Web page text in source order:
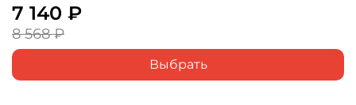
7 140 ₽
8 568 ₽
Выбрать